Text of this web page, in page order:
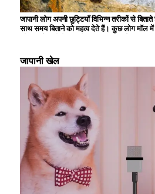
जापानी लोग अपनी छुट्टियाँ विभिन्न तरीकों से बिताते हैं, और वे
साथ समय बिताने को महत्व देते हैं। कुछ लोग मॉल में खरीदारी करना, स्थानीय त्योहारों
और आप हर मौसम के दृश्यों का आनंद ले सकते हैं। जापानी लोगों के लिए गर्म
यात्रा करना भी अपनी छुट्टियां बिताने का एक तरीका है, और कई लोग अपने शरीर और
दिमाग को आराम देने के लिए वहां जाते हैं। बहुत से लोग अपना समय घर पर बिताना
पसंद करते हैं, और पढ़ने, फिल्में देखने और
जापानी खेल